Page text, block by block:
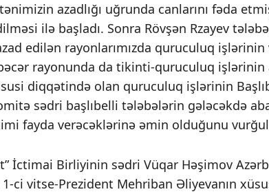
azadlığı uğrunda canlarını fəda
ilə başladı. Sonra Rövşən Rzayev
edilən rayonlarımızda quruculuq işlərinin
rayonunda da tikinti-quruculuq işlərinin
diqqətində olan quruculuq işlərinin
sədri başlıbelli tələbələrin gələcəkdə
fayda verəcəklərinə əmin olduğunu
İctimai Birliyinin sədri Vüqar Həşimov
ci vitse-Prezident Mehriban Əliyevanın